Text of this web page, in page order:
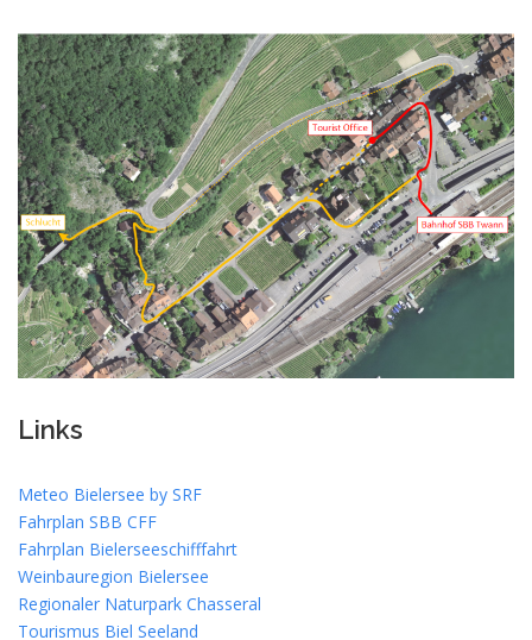
Links
Meteo Bielersee by SRF
Fahrplan SBB CFF
Fahrplan Bielerseeschifffahrt
Weinbauregion Bielersee
Regionaler Naturpark Chasseral
Tourismus Biel Seeland